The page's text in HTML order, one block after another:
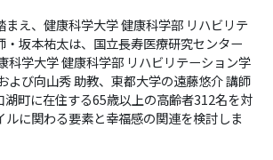
え、健康科学大学 健康科学部 リハビリテ
・坂本祐太は、国立長寿医療研究センター
科学大学 健康科学部 リハビリテーション学
よび向山秀 助教、東都大学の遠藤悠介 講師
湖町に在住する65歳以上の高齢者312名を対
ルに関わる要素と幸福感の関連を検討しま